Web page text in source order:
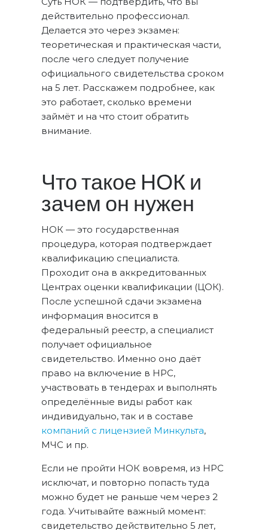
действительно профессионал.
Делается это через экзамен:
теоретическая и практическая части,
после чего следует получение
официального свидетельства сроком
на 5 лет. Расскажем подробнее, как
это работает, сколько времени
займёт и на что стоит обратить
внимание.
Что такое НОК и
зачем он нужен
НОК — это государственная
процедура, которая подтверждает
квалификацию специалиста.
Проходит она в аккредитованных
Центрах оценки квалификации (ЦОК).
После успешной сдачи экзамена
информация вносится в
федеральный реестр, а специалист
получает официальное
свидетельство. Именно оно даёт
право на включение в НРС,
участвовать в тендерах и выполнять
определённые виды работ как
индивидуально, так и в составе
компаний с лицензией Минкульта,
МЧС и пр.
Если не пройти НОК вовремя, из НРС
исключат, и повторно попасть туда
можно будет не раньше чем через 2
года. Учитывайте важный момент:
свидетельство действительно 5 лет,